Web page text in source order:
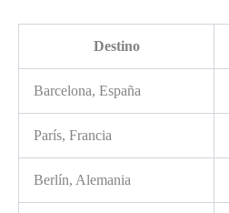
Destino
Barcelona, España
París, Francia
Berlín, Alemania